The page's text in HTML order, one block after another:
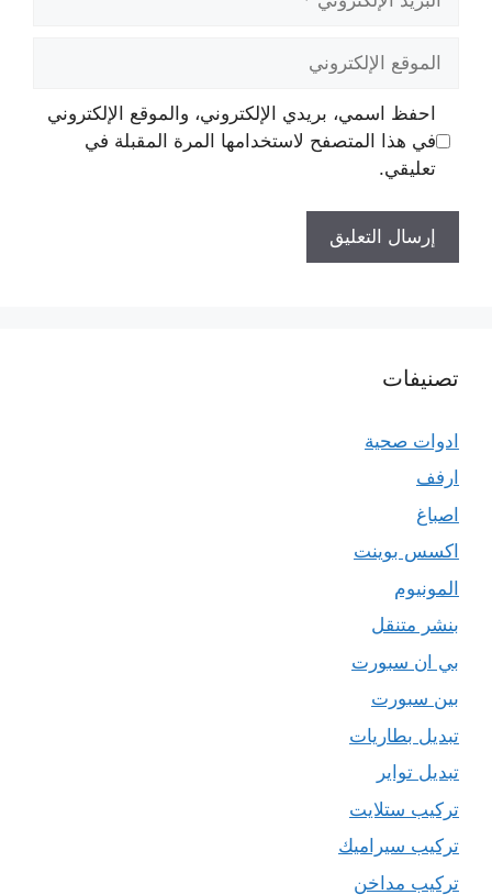
الإلكتروني
الموقع
الإلكتروني
احفظ اسمي، بريدي الإلكتروني، والموقع الإلكتروني
في هذا المتصفح لاستخدامها المرة المقبلة في
تعليقي.
تصنيفات
ادوات صحية
ارفف
اصباغ
اكسس بوينت
المونيوم
بنشر متنقل
بي ان سبورت
بين سبورت
تبديل بطاريات
تبديل تواير
تركيب ستلايت
تركيب سيراميك
تركيب مداخن